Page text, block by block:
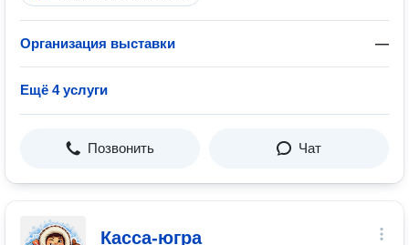
Организация выставки —
Ещё 4 услуги
Позвонить Чат
Касса-югра